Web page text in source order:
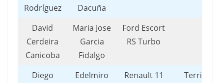
Rodríguez
Dacuña
David
Cerdeira
Canicoba
Maria Jose
Garcia
Fidalgo
Ford Escort
RS Turbo
Diego
Edelmiro
Renault 11
Territorio